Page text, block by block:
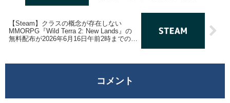
【Steam】クラスの概念が存在しない
MMORPG『Wild Terra 2: New Lands』の
無料配布が2026年6月16日午前2時までの期
コメント